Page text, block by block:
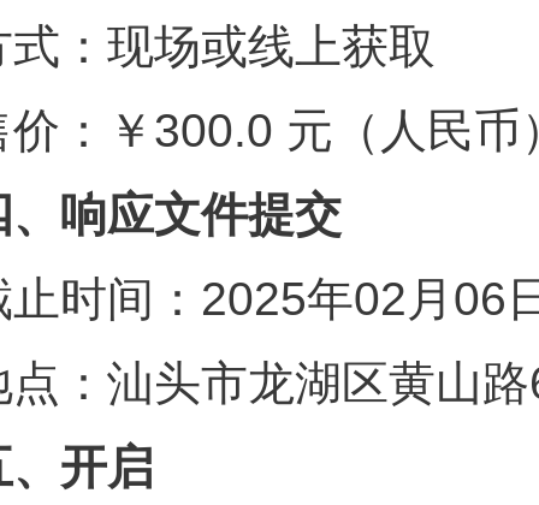
式：现场或线上获取
价：￥300.0 元（人民币
、响应文件提交
止时间：2025年02月06
点：汕头市龙湖区黄山
、开启